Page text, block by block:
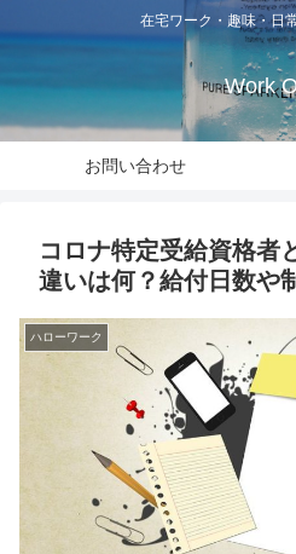
在宅ワーク・趣味・日
Work
お問い合わせ
コロナ特定受給資格者
違いは何？給付日数や
ハローワーク